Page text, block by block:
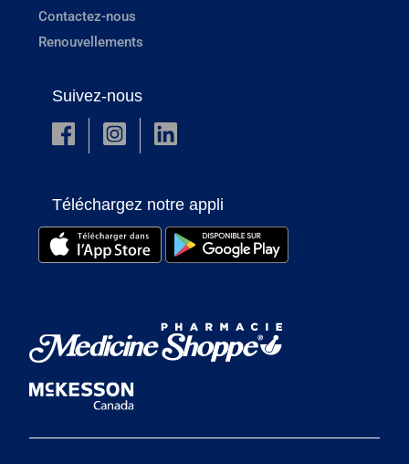
Contactez-nous
Renouvellements
Suivez-nous
Téléchargez notre appli